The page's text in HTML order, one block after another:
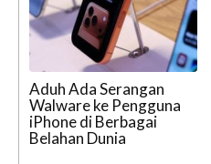
Aduh Ada Serangan
Walware ke Pengguna
iPhone di Berbagai
Belahan Dunia